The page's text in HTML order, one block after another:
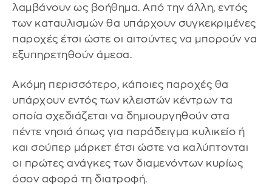
λαμβάνουν ως βοήθημα. Από την άλλη, εντός
των καταυλισμών θα υπάρχουν συγκεκριμένες
παροχές έτσι ώστε οι αιτούντες να μπορούν να
εξυπηρετηθούν άμεσα.
Ακόμη περισσότερο, κάποιες παροχές θα
υπάρχουν εντός των κλειστών κέντρων τα
οποία σχεδιάζεται να δημιουργηθούν στα
πέντε νησιά όπως για παράδειγμα κυλικείο ή
και σούπερ μάρκετ έτσι ώστε να καλύπτονται
οι πρώτες ανάγκες των διαμενόντων κυρίως
όσον αφορά τη διατροφή.